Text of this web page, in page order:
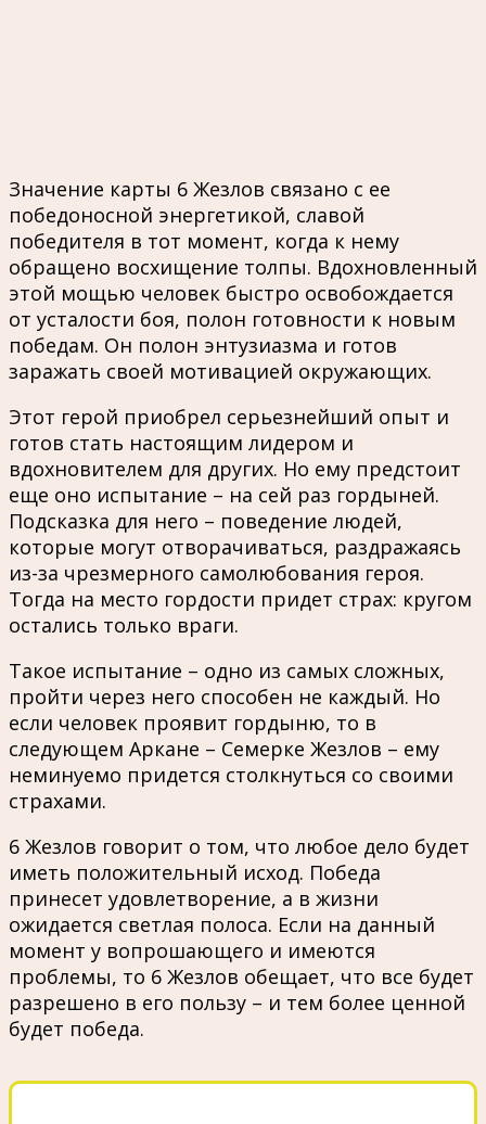
Значение карты 6 Жезлов связано с ее
победоносной энергетикой, славой
победителя в тот момент, когда к нему
обращено восхищение толпы. Вдохновленный
этой мощью человек быстро освобождается
от усталости боя, полон готовности к новым
победам. Он полон энтузиазма и готов
заражать своей мотивацией окружающих.
Этот герой приобрел серьезнейший опыт и
готов стать настоящим лидером и
вдохновителем для других. Но ему предстоит
еще оно испытание – на сей раз гордыней.
Подсказка для него – поведение людей,
которые могут отворачиваться, раздражаясь
из-за чрезмерного самолюбования героя.
Тогда на место гордости придет страх: кругом
остались только враги.
Такое испытание – одно из самых сложных,
пройти через него способен не каждый. Но
если человек проявит гордыню, то в
следующем Аркане – Семерке Жезлов – ему
неминуемо придется столкнуться со своими
страхами.
6 Жезлов говорит о том, что любое дело будет
иметь положительный исход. Победа
принесет удовлетворение, а в жизни
ожидается светлая полоса. Если на данный
момент у вопрошающего и имеются
проблемы, то 6 Жезлов обещает, что все будет
разрешено в его пользу – и тем более ценной
будет победа.